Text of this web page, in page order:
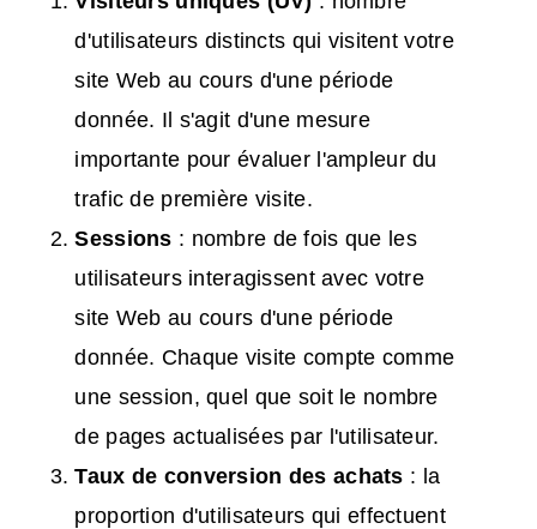
d'utilisateurs distincts qui visitent votre
site Web au cours d'une période
donnée. Il s'agit d'une mesure
importante pour évaluer l'ampleur du
trafic de première visite.
Sessions : nombre de fois que les
utilisateurs interagissent avec votre
site Web au cours d'une période
donnée. Chaque visite compte comme
une session, quel que soit le nombre
de pages actualisées par l'utilisateur.
Taux de conversion des achats : la
proportion d'utilisateurs qui effectuent